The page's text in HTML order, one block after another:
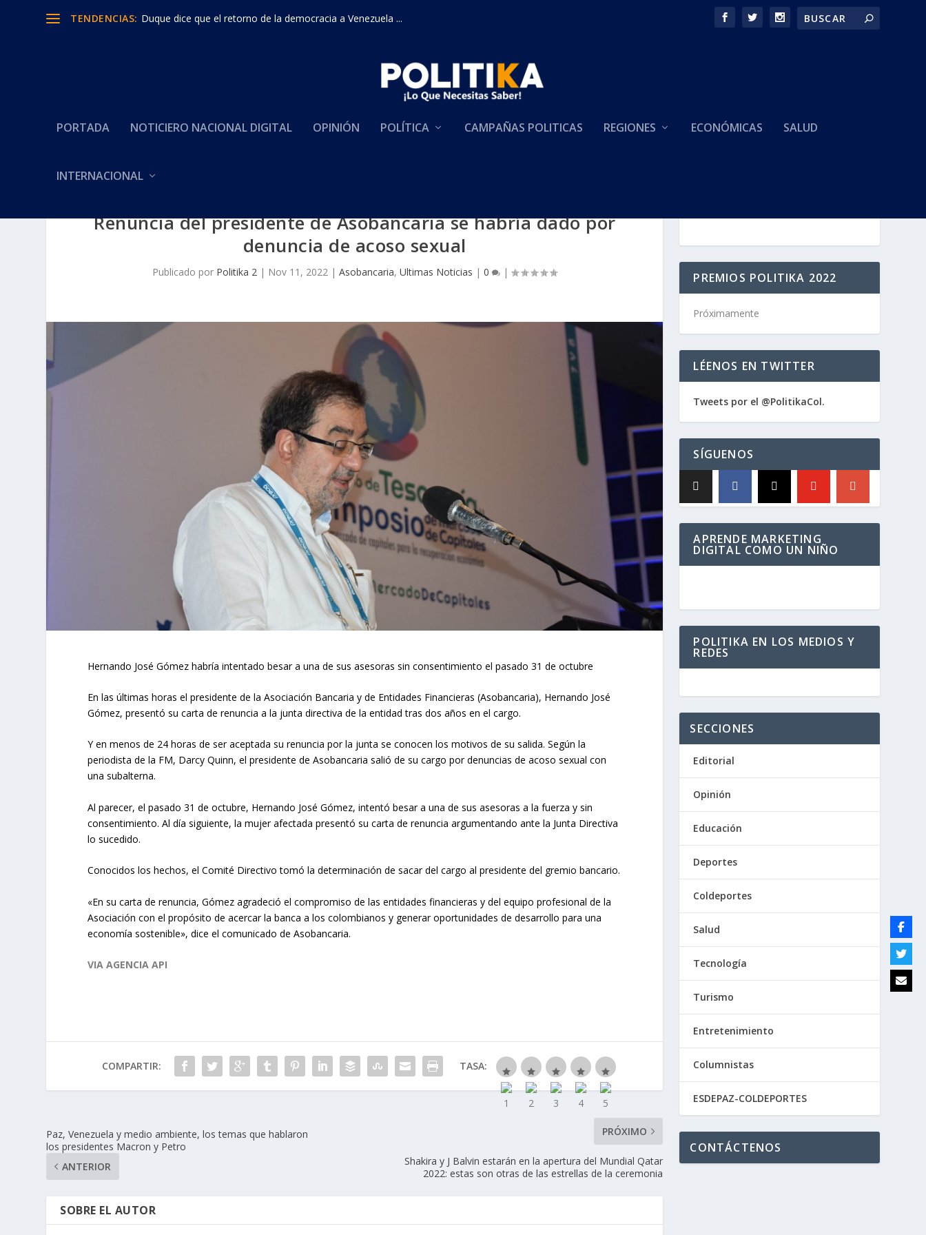
TENDENCIAS: Duque dice que el retorno de la democracia a Venezuela ...
PORTADA NOTICIERO NACIONAL DIGITAL OPINIÓN POLÍTICA CAMPAÑAS POLITICAS REGIONES ECONÓMICAS SALUD
INTERNACIONAL
Renuncia del presidente de Asobancaria se habría dado por
denuncia de acoso sexual
Publicado por Politika 2 | Nov 11, 2022 |Asobancaria,Ultimas Noticias |0 |
Hernando José Gómez habría intentado besar a una de sus asesoras sin consentimiento el pasado 31 de octubre
En las últimas horas el presidente de la Asociación Bancaria y de Entidades Financieras (Asobancaria), Hernando José
Gómez, presentó su carta de renuncia a la junta directiva de la entidad tras dos años en el cargo.
Y en menos de 24 horas de ser aceptada su renuncia por la junta se conocen los motivos de su salida. Según la
periodista de la FM, Darcy Quinn, el presidente de Asobancaria salió de su cargo por denuncias de acoso sexual con
una subalterna.
Al parecer, el pasado 31 de octubre, Hernando José Gómez, intentó besar a una de sus asesoras a la fuerza y sin
consentimiento. Al día siguiente, la mujer afectada presentó su carta de renuncia argumentando ante la Junta Directiva
lo sucedido.
Conocidos los hechos, el Comité Directivo tomó la determinación de sacar del cargo al presidente del gremio bancario.
«En su carta de renuncia, Gómez agradeció el compromiso de las entidades financieras y del equipo profesional de la
Asociación con el propósito de acercar la banca a los colombianos y generar oportunidades de desarrollo para una
economía sostenible», dice el comunicado de Asobancaria.
VIA AGENCIA API
COMPARTIR: TASA:
Paz, Venezuela y medio ambiente, los temas que hablaron
los presidentes Macron y Petro
ANTERIOR
PRÓXIMO
Shakira y J Balvin estarán en la apertura del Mundial Qatar
2022: estas son otras de las estrellas de la ceremonia
SOBRE EL AUTOR
PREMIOS POLITIKA 2022
Próximamente
LÉENOS EN TWITTER
Tweets por el @PolitikaCol.
SÍGUENOS
APRENDE MARKETING
DIGITAL COMO UN NIÑO
POLITIKA EN LOS MEDIOS Y
REDES
SECCIONES
Editorial
Opinión
Educación
Deportes
Coldeportes
Salud
Tecnología
Turismo
Entretenimiento
Columnistas
ESDEPAZ-COLDEPORTES
CONTÁCTENOS